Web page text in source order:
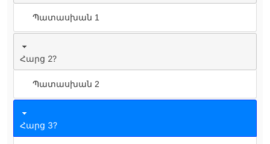
Պատասխան 1
Հարց 2?
Պատասխան 2
Հարց 3?